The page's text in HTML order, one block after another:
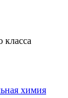
класса
химия